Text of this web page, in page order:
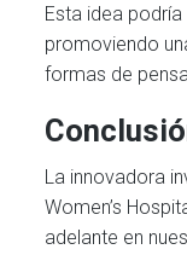
Esta idea
promoviendo
formas de
La innovadora
Women’s
adelante en